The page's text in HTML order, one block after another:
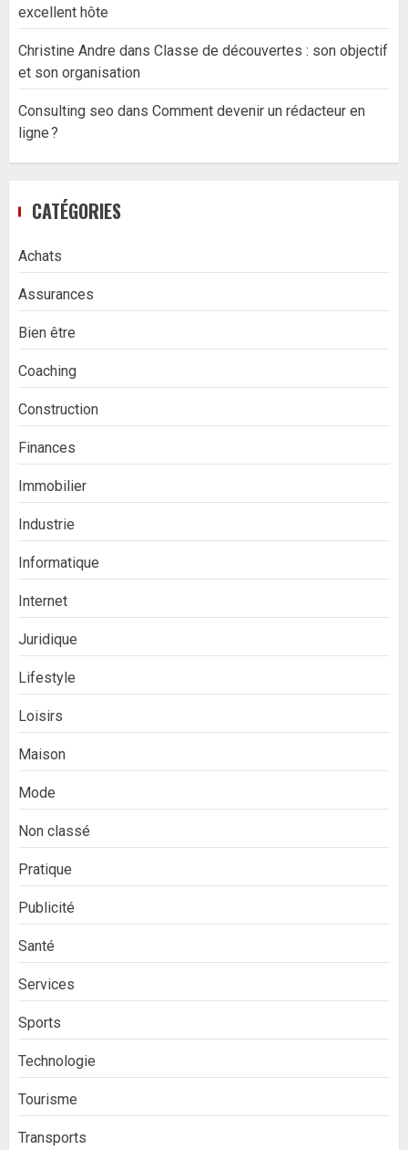
excellent hôte
Christine Andre dans Classe de découvertes : son objectif
et son organisation
Consulting seo dans Comment devenir un rédacteur en
ligne ?
CATÉGORIES
Achats
Assurances
Bien être
Coaching
Construction
Finances
Immobilier
Industrie
Informatique
Internet
Juridique
Lifestyle
Loisirs
Maison
Mode
Non classé
Pratique
Publicité
Santé
Services
Sports
Technologie
Tourisme
Transports